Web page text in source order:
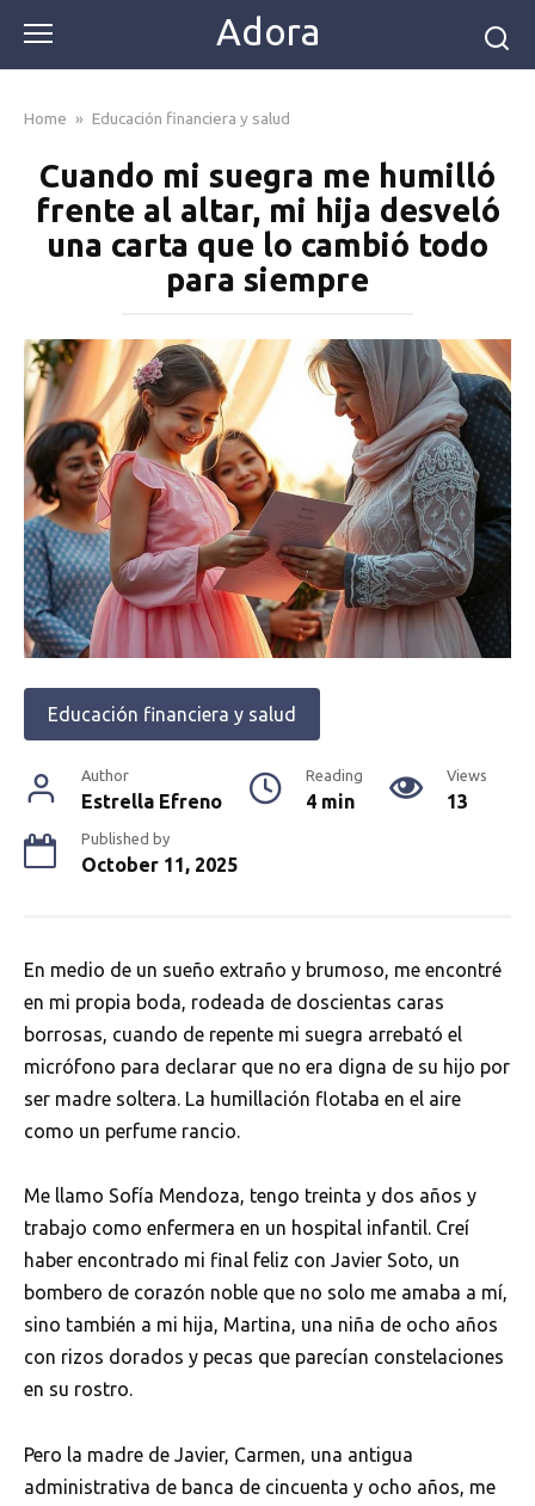
content
Adora
Home » Educación financiera y salud
Cuando mi suegra me humilló
frente al altar, mi hija desveló
una carta que lo cambió todo
para siempre
Educación financiera y salud
Author
Estrella Efreno
Reading
4 min
Views
13
Published by
October 11, 2025
En medio de un sueño extraño y brumoso, me encontré
en mi propia boda, rodeada de doscientas caras
borrosas, cuando de repente mi suegra arrebató el
micrófono para declarar que no era digna de su hijo por
ser madre soltera. La humillación flotaba en el aire
como un perfume rancio.
Me llamo Sofía Mendoza, tengo treinta y dos años y
trabajo como enfermera en un hospital infantil. Creí
haber encontrado mi final feliz con Javier Soto, un
bombero de corazón noble que no solo me amaba a mí,
sino también a mi hija, Martina, una niña de ocho años
con rizos dorados y pecas que parecían constelaciones
en su rostro.
Pero la madre de Javier, Carmen, una antigua
administrativa de banca de cincuenta y ocho años, me